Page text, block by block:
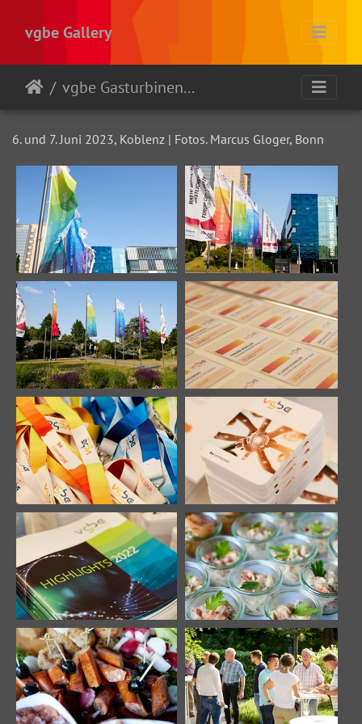
vgbe Gallery
vgbe Gasturbinentagung 2023
6. und 7. Juni 2023, Koblenz | Fotos. Marcus Gloger, Bonn